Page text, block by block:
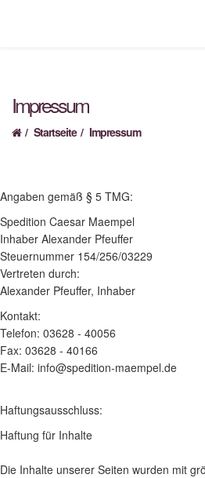
Impressum
Startseite Impressum
Angaben gemäß § 5 TMG:
Spedition Caesar Maempel
Inhaber Alexander Pfeuffer
Steuernummer 154/256/03229
Vertreten durch:
Alexander Pfeuffer, Inhaber
Kontakt:
Telefon: 03628 - 40056
Fax: 03628 - 40166
E-Mail: info@spedition-maempel.de
Haftungsausschluss:
Haftung für Inhalte
Die Inhalte unserer Seiten wurden mit